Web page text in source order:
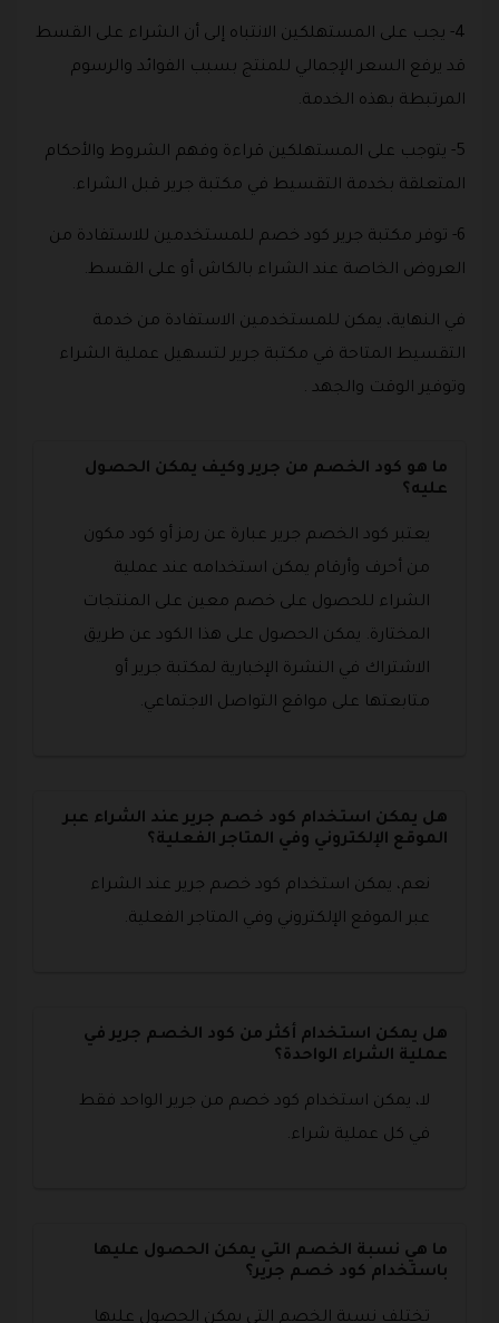
4- يجب على المستهلكين الانتباه إلى أن الشراء على القسط
قد يرفع السعر الإجمالي للمنتج بسبب الفوائد والرسوم
المرتبطة بهذه الخدمة.
5- يتوجب على المستهلكين قراءة وفهم الشروط والأحكام
المتعلقة بخدمة التقسيط في مكتبة جرير قبل الشراء.
6- توفر مكتبة جرير كود خصم للمستخدمين للاستفادة من
العروض الخاصة عند الشراء بالكاش أو على القسط.
في النهاية، يمكن للمستخدمين الاستفادة من خدمة
التقسيط المتاحة في مكتبة جرير لتسهيل عملية الشراء
وتوفير الوقت والجهد .
ما هو كود الخصم من جرير وكيف يمكن الحصول
عليه؟
يعتبر كود الخصم جرير عبارة عن رمز أو كود مكون
من أحرف وأرقام يمكن استخدامه عند عملية
الشراء للحصول على خصم معين على المنتجات
المختارة. يمكن الحصول على هذا الكود عن طريق
الاشتراك في النشرة الإخبارية لمكتبة جرير أو
متابعتها على مواقع التواصل الاجتماعي.
هل يمكن استخدام كود خصم جرير عند الشراء عبر
الموقع الإلكتروني وفي المتاجر الفعلية؟
نعم، يمكن استخدام كود خصم جرير عند الشراء
عبر الموقع الإلكتروني وفي المتاجر الفعلية.
هل يمكن استخدام أكثر من كود الخصم جرير في
عملية الشراء الواحدة؟
لا، يمكن استخدام كود خصم من جرير الواحد فقط
في كل عملية شراء.
ما هي نسبة الخصم التي يمكن الحصول عليها
باستخدام كود خصم جرير؟
تختلف نسبة الخصم التي يمكن الحصول عليها